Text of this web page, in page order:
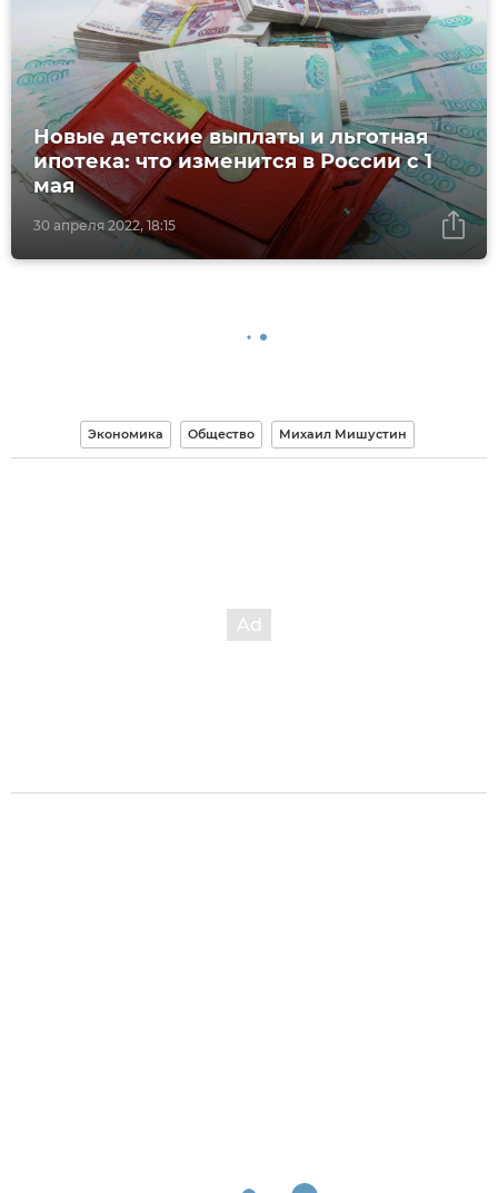
30 апреля 2022, 18:15
Новые детские выплаты и льготная
ипотека: что изменится в России с 1
мая
Экономика Общество Михаил Мишустин